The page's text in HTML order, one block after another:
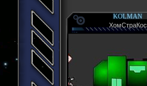
KOLMAN
ХомСтраКос